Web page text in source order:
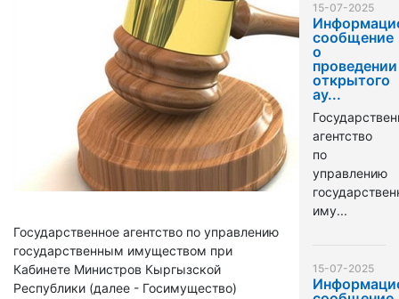
Государственное агентство по управлению
государственным имуществом при
Кабинете Министров Кыргызской
Республики (далее - Госимущество)
15-07-2025
сообщение
о
проведении
открытого
ау...
агентство
по
управлению
иму...
15-07-2025